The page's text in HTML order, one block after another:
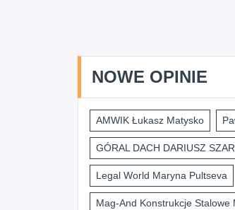
NOWE OPINIE
AMWIK Łukasz Matysko
GÓRAL DACH DARIUSZ
Legal World Maryna Pultseva
Mag-And Konstrukcje Stalowe